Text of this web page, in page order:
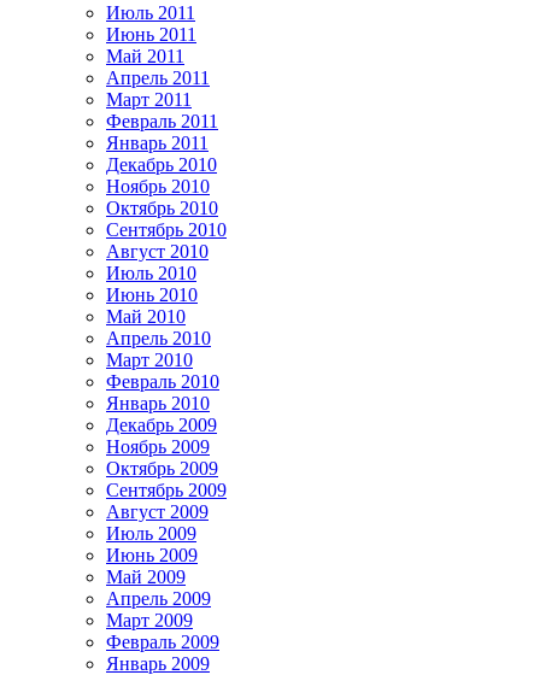
Июль 2011
Июнь 2011
Май 2011
Апрель 2011
Март 2011
Февраль 2011
Январь 2011
Декабрь 2010
Ноябрь 2010
Октябрь 2010
Сентябрь 2010
Август 2010
Июль 2010
Июнь 2010
Май 2010
Апрель 2010
Март 2010
Февраль 2010
Январь 2010
Декабрь 2009
Ноябрь 2009
Октябрь 2009
Сентябрь 2009
Август 2009
Июль 2009
Июнь 2009
Май 2009
Апрель 2009
Март 2009
Февраль 2009
Январь 2009